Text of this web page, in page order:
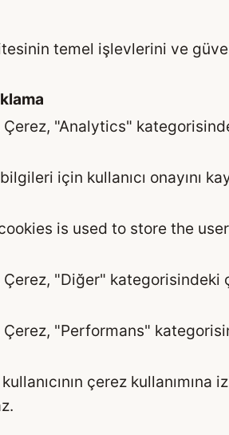
temel işlevlerini ve
"Analytics"
için kullanıcı onayını
is used to store the
"Diğer" kategorisindeki
Çerez, "Performans"
çerez